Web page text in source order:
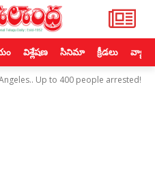
విశ్లేషణ సినిమా క్రీడలు
Up to 400 people arrested!